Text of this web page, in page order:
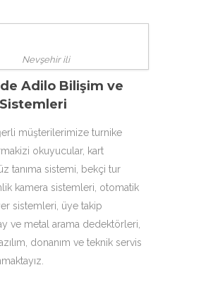
Nevşehir ili
Adilo Bilişim ve
müşterilerimize turnike
okuyucular, kart
tanıma sistemi, bekçi tur
kamera sistemleri, otomatik
sistemleri, üye takip
ve metal arama dedektörleri,
donanım ve teknik servis